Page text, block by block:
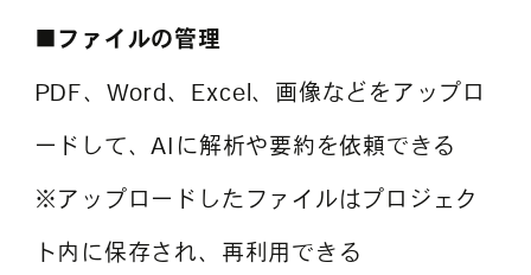
■ファイルの管理
PDF、Word、Excel、画像などをアップロ
ードして、AIに解析や要約を依頼できる
※アップロードしたファイルはプロジェク
ト内に保存され、再利用できる